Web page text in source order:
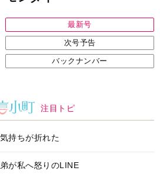
最新号
次号予告
バックナンバー
注目トピ
持ちが折れた
が私へ怒りのLINE